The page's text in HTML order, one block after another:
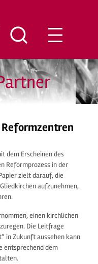
Reformzentren
dem Erscheinen des
Reformprozess in der
zielt darauf, die
aufzunehmen,
einen kirchlichen
Die Leitfrage
in Zukunft aussehen kann
entsprechend dem